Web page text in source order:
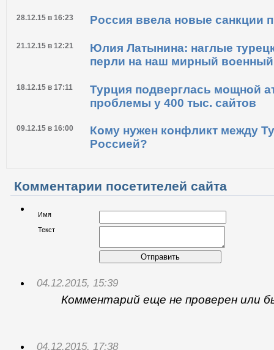
грузоперевозки между
также между Россией и
Россия ввела новые санкции
21.12.15 в 12:21
Юлия Латынина: наглые
перли на наш мирный
18.12.15 в 17:11
Турция подверглась мощной
проблемы у 400 тыс. сайтов
Россией?
Комментарии посетителей сайта